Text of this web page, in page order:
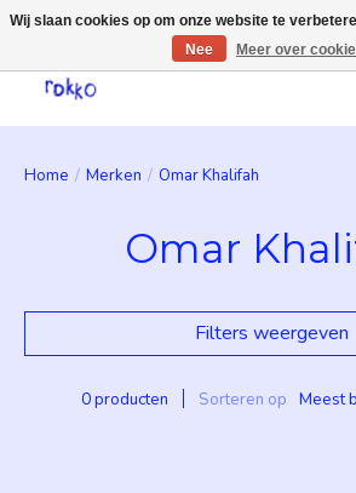
Home / Merken / Omar Khalifah
Omar
Filters weergeven
0 producten Sorteren op Meest
Wij slaan cookies op om onze website te
Nee
Meer over